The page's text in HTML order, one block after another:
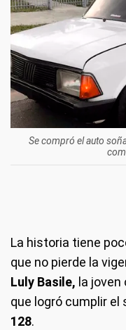
Se compró el auto
La historia tiene
que no pierde la
Luly Basile, la joven
que logró cumplir el
128.